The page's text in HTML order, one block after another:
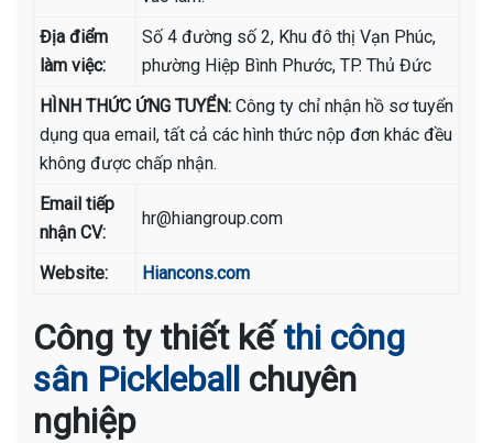
Địa điểm
làm việc:
Số 4 đường số 2, Khu đô thị Vạn Phúc,
phường Hiệp Bình Phước, TP. Thủ Đức
HÌNH THỨC ỨNG TUYỂN: Công ty chỉ nhận hồ sơ tuyển
dụng qua email, tất cả các hình thức nộp đơn khác đều
không được chấp nhận.
Email tiếp
nhận CV:
hr@hiangroup.com
Website: Hiancons.com
Công ty thiết kếthi công
sân Pickleball chuyên
nghiệp